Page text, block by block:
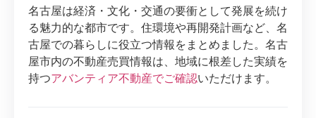
名古屋は経済・文化・交通の要衝として発展を続け
る魅力的な都市です。住環境や再開発計画など、名
古屋での暮らしに役立つ情報をまとめました。名古
屋市内の不動産売買情報は、地域に根差した実績を
持つアバンティア不動産でご確認いただけます。